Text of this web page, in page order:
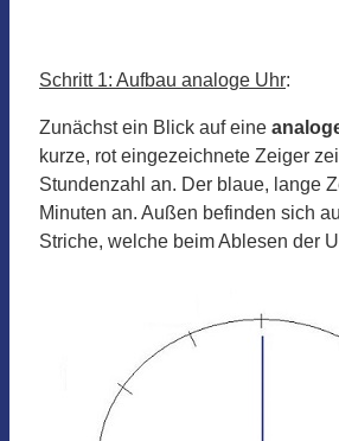
Schritt 1: Aufbau analoge Uhr:
Zunächst ein Blick auf eine
kurze, rot eingezeichnete Zeiger
Stundenzahl an. Der blaue, lange
Minuten an. Außen befinden sich
Striche, welche beim Ablesen der